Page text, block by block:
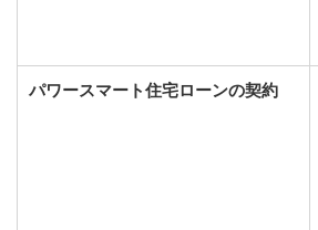
パワースマート住宅ローンの契約